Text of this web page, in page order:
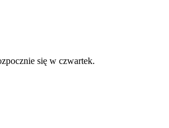
się w czwartek.